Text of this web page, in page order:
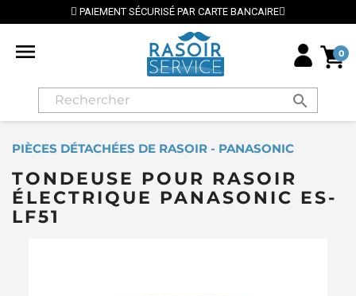
PAIEMENT SÉCURISÉ PAR CARTE BANCAIRE
 0
search
PIÈCES DÉTACHÉES DE RASOIR - PANASONIC
TONDEUSE POUR RASOIR
ÉLECTRIQUE PANASONIC ES-
LF51